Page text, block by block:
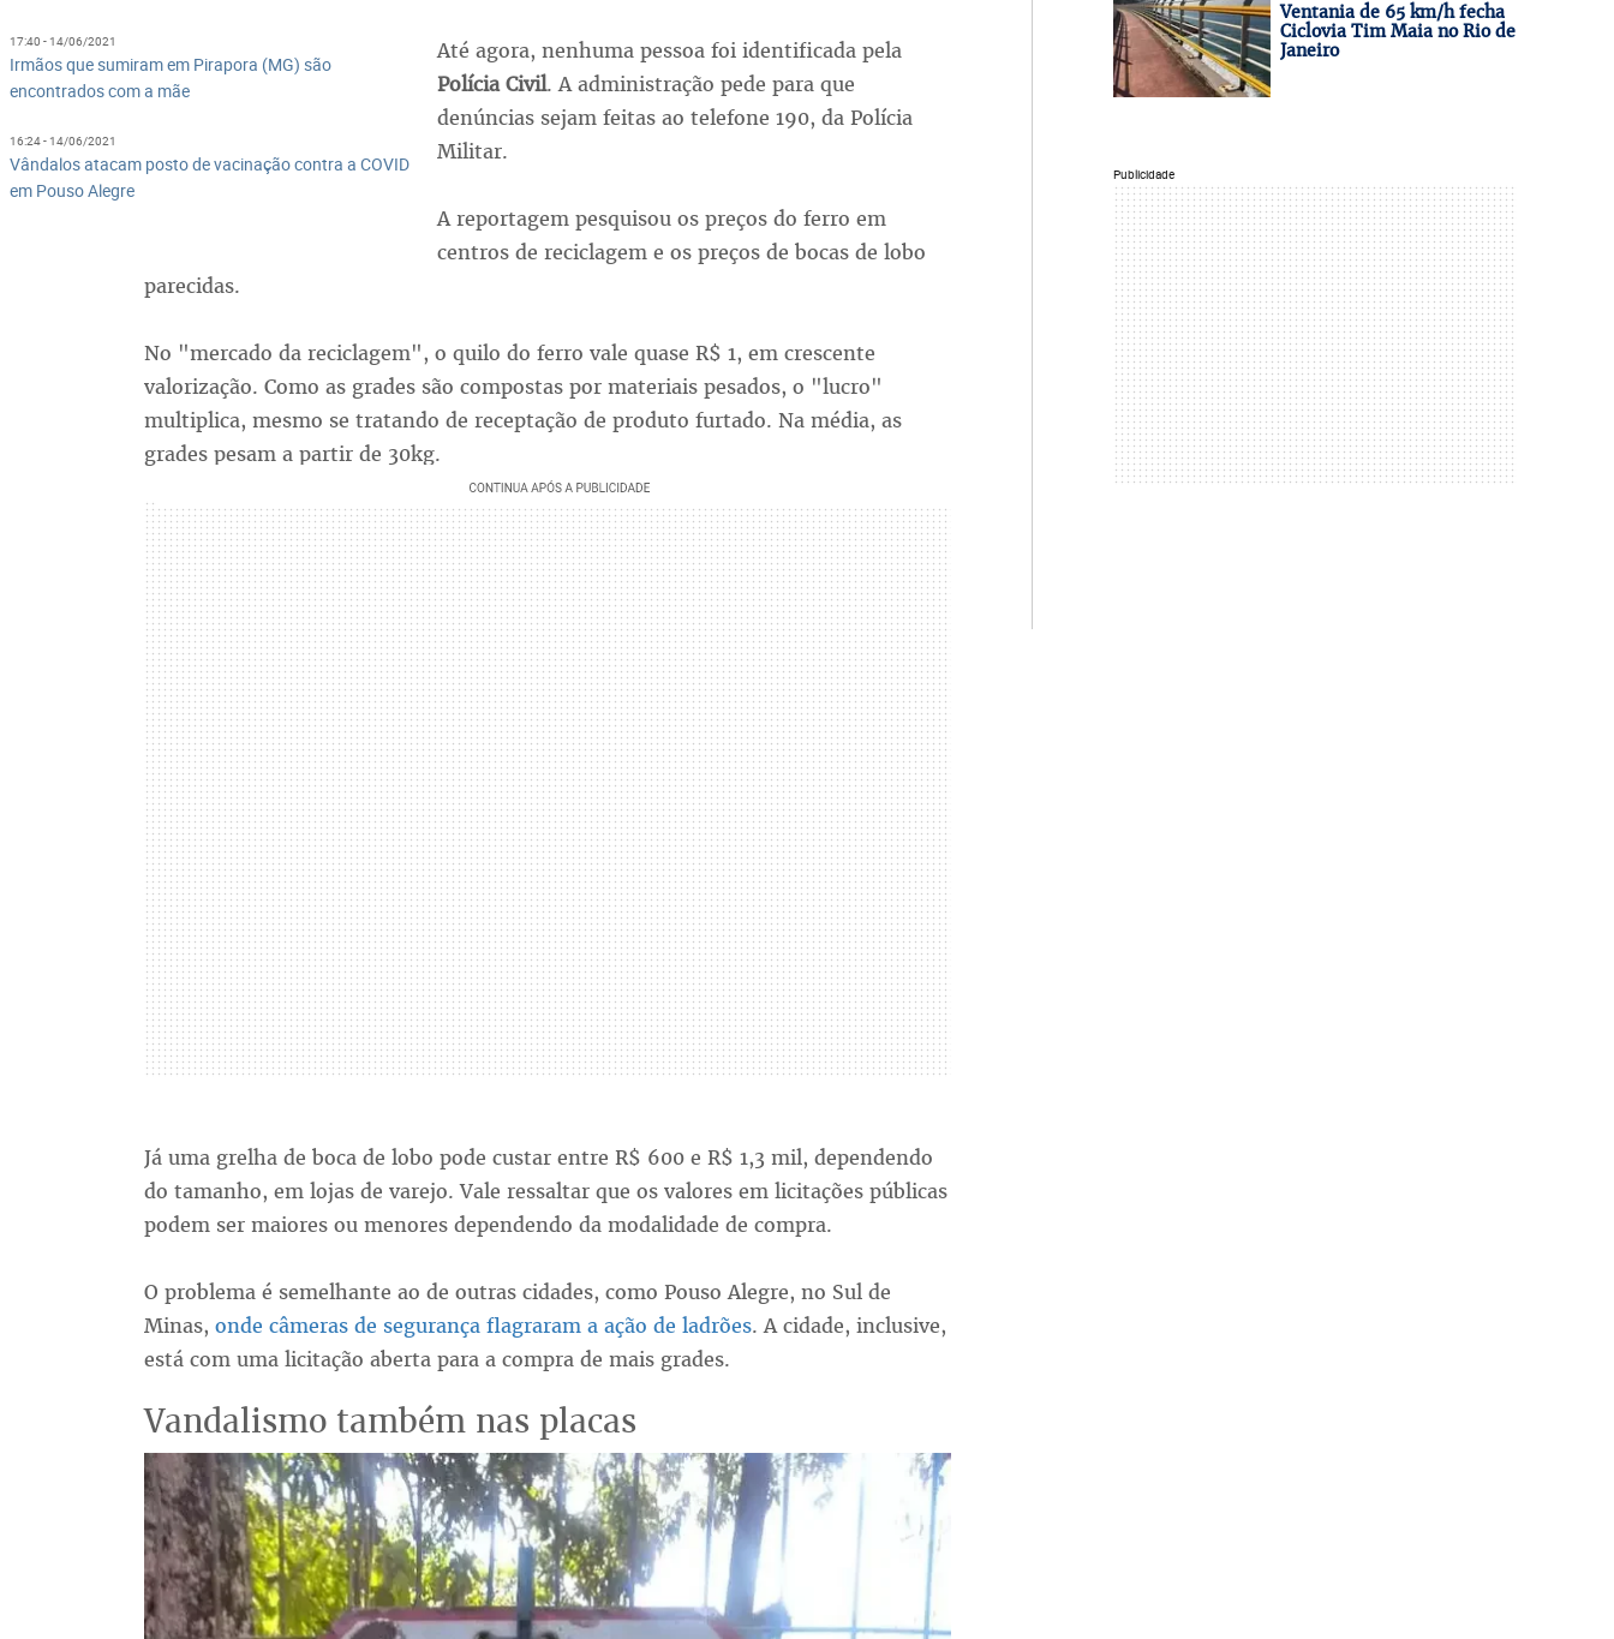
17:40 - 14/06/2021
Irmãos que sumiram em Pirapora (MG) são
encontrados com a mãe
16:24 - 14/06/2021
Vândalos atacam posto de vacinação contra a COVID
em Pouso Alegre
Até agora, nenhuma pessoa foi identificada pela
Polícia Civil. A administração pede para que
denúncias sejam feitas ao telefone 190, da Polícia
Militar.
A reportagem pesquisou os preços do ferro em
centros de reciclagem e os preços de bocas de lobo
parecidas.
No "mercado da reciclagem", o quilo do ferro vale quase R$ 1, em crescente
valorização. Como as grades são compostas por materiais pesados, o "lucro"
multiplica, mesmo se tratando de receptação de produto furtado. Na média, as
grades pesam a partir de 30kg.
Já uma grelha de boca de lobo pode custar entre R$ 600 e R$ 1,3 mil, dependendo
do tamanho, em lojas de varejo. Vale ressaltar que os valores em licitações públicas
podem ser maiores ou menores dependendo da modalidade de compra.
O problema é semelhante ao de outras cidades, como Pouso Alegre, no Sul de
Minas, onde câmeras de segurança flagraram a ação de ladrões. A cidade, inclusive,
está com uma licitação aberta para a compra de mais grades.
Vandalismo também nas placas
Ventania de 65 km/h fecha
Ciclovia Tim Maia no Rio de
Janeiro
Publicidade